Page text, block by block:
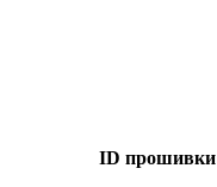
ID прошивки